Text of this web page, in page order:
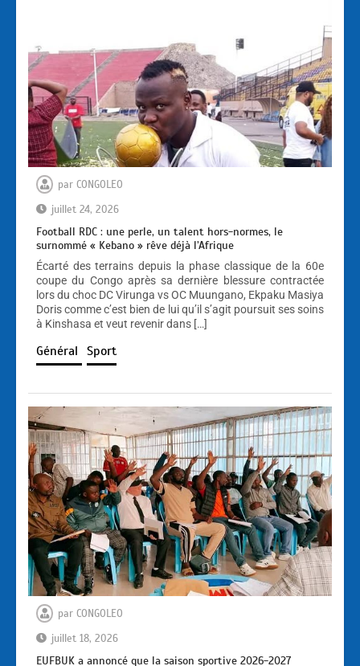
par CONGOLEO
juillet 24, 2026
Football RDC : une perle, un talent hors-normes, le
surnommé « Kebano » rêve déjà l’Afrique
Écarté des terrains depuis la phase classique de la 60e
coupe du Congo après sa dernière blessure contractée
lors du choc DC Virunga vs OC Muungano, Ekpaku Masiya
Doris comme c’est bien de lui qu’il s’agit poursuit ses soins
à Kinshasa et veut revenir dans […]
Général Sport
par CONGOLEO
juillet 18, 2026
EUFBUK a annoncé que la saison sportive 2026-2027